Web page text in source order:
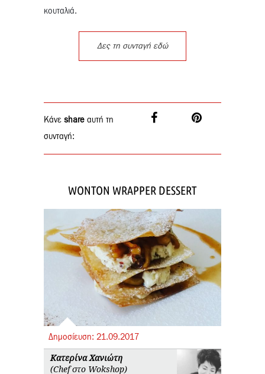
κουταλιά.
Δες τη συνταγή εδώ
Κάνε share αυτή τη
συνταγή:
WONTON WRAPPER DESSERT
Δημοσίευση: 21.09.2017
Κατερίνα Χανιώτη
(Chef στο Wokshop)